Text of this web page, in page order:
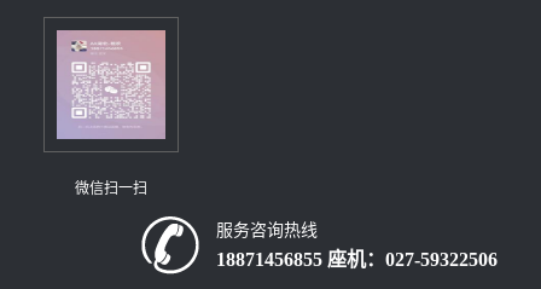
微信扫一扫
服务咨询热线
18871456855 座机：027-59322506